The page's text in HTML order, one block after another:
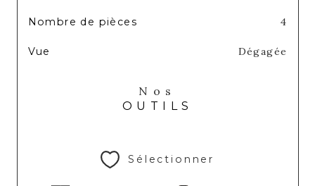
Nombre de pièces 4
Vue Dégagée
Nos
OUTILS
Sélectionner